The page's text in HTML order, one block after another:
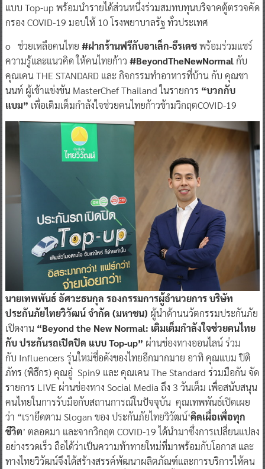
แบบ Top-up พร้อมนำรายได้ส่วนหนึ่งร่วมสมทบทุนบริจาคตู้ตรวจคัด
กรอง COVID-19 มอบให้ 10 โรงพยาบาลรัฐ ทั่วประเทศ
o ช่วยเหลือคนไทย #ฝากร้านฟรีกับอาเล็ก-ธีรเดชพร้อมร่วมแชร์
ความรู้และแนวคิด ให้คนไทยก้าว #BeyondTheNewNormalกับ
คุณเคน THE STANDARD และ กิจกรรมทำอาหารที่บ้าน กับ คุณชา
นนท์ ผู้เข้าแข่งขัน MasterChef Thailand ในรายการ “บวกกับ
แบม” เพื่อเติมเต็มกำลังใจช่วยคนไทยก้าวข้ามวิกฤตCOVID-19
นายเทพพันธ์ อัศวะธนกุล รองกรรมการผู้อำนวยการ บริษัท
ประกันภัยไทยวิวัฒน์ จำกัด (มหาชน) ผู้นำด้านนวัตกรรมประกันภัย
เปิดงาน “Beyond the New Normal: เติมเต็มกำลังใจช่วยคนไทย
กับ ประกันรถเปิดปิด แบบ Top-up” ผ่านช่องทางออนไลน์ ร่วม
กับ Influencers รุ่นใหม่ชื่อดังของไทยอีกมากมาย อาทิ คุณแบม ปิติ
ภัทร (พิธีกร) คุณอู๋ Spin9 และ คุณเคน The Standard ร่วมมือกัน จัด
รายการ LIVE ผ่านช่องทาง Social Media ถึง 3 วันเต็ม เพื่อสนับสนุน
คนไทยในการรับมือกับสถานการณ์ในปัจจุบัน คุณเทพพันธ์เปิดเผย
ว่า “เรายึดตาม Slogan ของ ประกันภัยไทยวิวัฒน์‘คิดเผื่อเพื่อทุก
ชีวิต’ ตลอดมา และจากวิกฤต COVID-19 ได้นำมาซึ่งการเปลี่ยนแปลง
อย่างรวดเร็ว ถือได้ว่าเป็นความท้าทายใหม่ที่มาพร้อมกับโอกาส และ
ทางไทยวิวัฒน์จึงได้สร้างสรรค์พัฒนาผลิตภัณฑ์และการบริการให้คน